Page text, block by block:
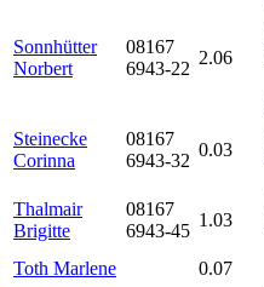
Sonnhütter
Norbert
08167
6943-22
2.06
Steinecke
Corinna
08167
6943-32
0.03
Thalmair
Brigitte
08167
6943-45
1.03
Toth Marlene
0.07